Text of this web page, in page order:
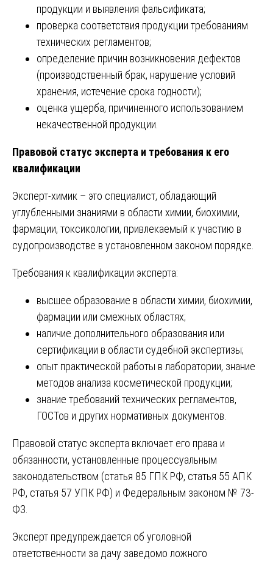
продукции и выявления фальсификата;
проверка соответствия продукции требованиям
технических регламентов;
определение причин возникновения дефектов
(производственный брак, нарушение условий
хранения, истечение срока годности);
оценка ущерба, причиненного использованием
некачественной продукции.
Правовой статус эксперта и требования к его
квалификации
Эксперт-химик – это специалист, обладающий
углубленными знаниями в области химии, биохимии,
фармации, токсикологии, привлекаемый к участию в
судопроизводстве в установленном законом порядке.
Требования к квалификации эксперта:
высшее образование в области химии, биохимии,
фармации или смежных областях;
наличие дополнительного образования или
сертификации в области судебной экспертизы;
опыт практической работы в лаборатории, знание
методов анализа косметической продукции;
знание требований технических регламентов,
ГОСТов и других нормативных документов.
Правовой статус эксперта включает его права и
обязанности, установленные процессуальным
законодательством (статья 85 ГПК РФ, статья 55 АПК
РФ, статья 57 УПК РФ) и Федеральным законом № 73-
ФЗ.
Эксперт предупреждается об уголовной
ответственности за дачу заведомо ложного